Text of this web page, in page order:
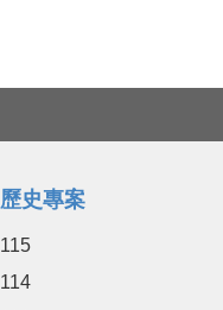
歷史專案
115
114